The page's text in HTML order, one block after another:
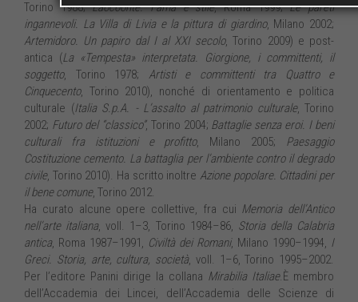
Torino 1988;Laocoonte. Fama e stile, Roma 1999;Le pareti
ingannevoli. La Villa di Livia e la pittura di giardino, Milano 2002;
Artemidoro. Un papiro dal I al XXI secolo, Torino 2009) e post-
antica (La «Tempesta» interpretata. Giorgione, i committenti, il
soggetto, Torino 1978; Artisti e committenti tra Quattro e
Cinquecento, Torino 2010), nonché di orientamento e politica
culturale (Italia S.p.A. - L’assalto al patrimonio culturale, Torino
2002; Futuro del “classico”, Torino 2004; Battaglie senza eroi. I beni
culturali fra istituzioni e profitto, Milano 2005; Paesaggio
Costituzione cemento. La battaglia per l’ambiente contro il degrado
civile, Torino 2010). Ha scritto inoltre Azione popolare. Cittadini per
il bene comune, Torino 2012.
Ha curato alcune opere collettive, fra cui Memoria dell’Antico
nell’arte italiana, voll. 1–3, Torino 1984–86, Storia della Calabria
antica, Roma 1987–1991, Civiltà dei Romani, Milano 1990–1994, I
Greci. Storia, arte, cultura, società, voll. 1–6, Torino 1995–2002.
Per l’editore Panini dirige la collana Mirabilia Italiae.È membro
dell’Accademia dei Lincei, dell’Accademia delle Scienze di